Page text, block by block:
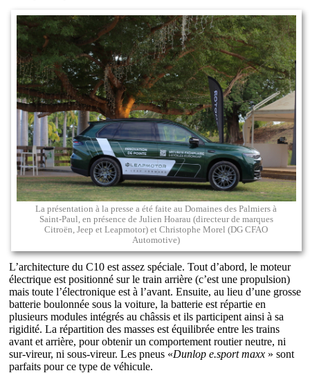
La présentation à la presse a été faite au Domaines des Palmiers à
Saint-Paul, en présence de Julien Hoarau (directeur de marques
Citroën, Jeep et Leapmotor) et Christophe Morel (DG CFAO
Automotive)
L’architecture du C10 est assez spéciale. Tout d’abord, le moteur
électrique est positionné sur le train arrière (c’est une propulsion)
mais toute l’électronique est à l’avant. Ensuite, au lieu d’une grosse
batterie boulonnée sous la voiture, la batterie est répartie en
plusieurs modules intégrés au châssis et ils participent ainsi à sa
rigidité. La répartition des masses est équilibrée entre les trains
avant et arrière, pour obtenir un comportement routier neutre, ni
sur-vireur, ni sous-vireur. Les pneus «Dunlop e.sport maxx » sont
parfaits pour ce type de véhicule.